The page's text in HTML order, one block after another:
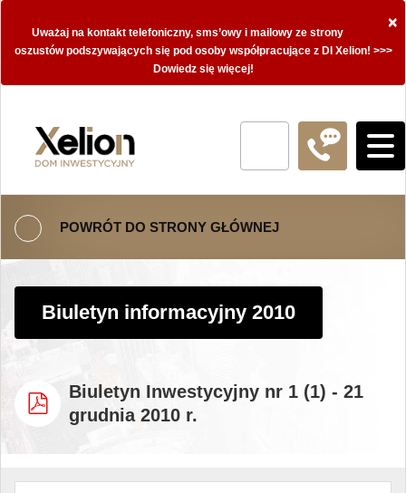
×
Uważaj na kontakt telefoniczny, sms’owy i mailowy ze strony
oszustów podszywających się pod osoby współpracujące z DI Xelion! >>>
Dowiedz się więcej!
POWRÓT DO STRONY GŁÓWNEJ
Biuletyn informacyjny 2010
Biuletyn Inwestycyjny nr 1 (1) - 21
grudnia 2010 r.